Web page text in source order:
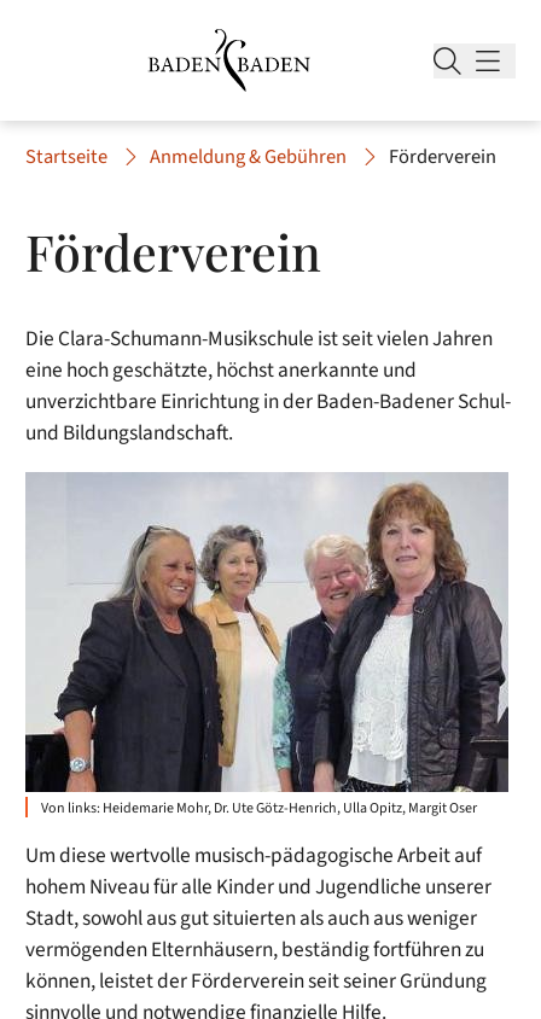
Startseite Anmeldung & Gebühren Förderverein
Förderverein
Die Clara-Schumann-Musikschule ist seit vielen Jahren
eine hoch geschätzte, höchst anerkannte und
unverzichtbare Einrichtung in der Baden-Badener Schul-
und Bildungslandschaft.
Von links: Heidemarie Mohr, Dr. Ute Götz-Henrich, Ulla Opitz, Margit Oser
Um diese wertvolle musisch-pädagogische Arbeit auf
hohem Niveau für alle Kinder und Jugendliche unserer
Stadt, sowohl aus gut situierten als auch aus weniger
vermögenden Elternhäusern, beständig fortführen zu
können, leistet der Förderverein seit seiner Gründung
sinnvolle und notwendige finanzielle Hilfe.